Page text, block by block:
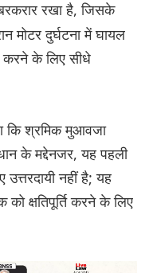
रखा है, जिसके
मोटर दुर्घटना में घायल
करने के लिए सीधे
कि श्रमिक मुआवजा
के मद्देनजर, यह पहली
नहीं है; यह
क्षतिपूर्ति करने के लिए